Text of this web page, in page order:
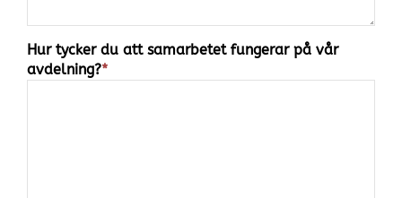
Hur tycker du att samarbetet fungerar på vår
avdelning?*